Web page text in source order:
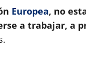
Europea, no
a trabajar, a